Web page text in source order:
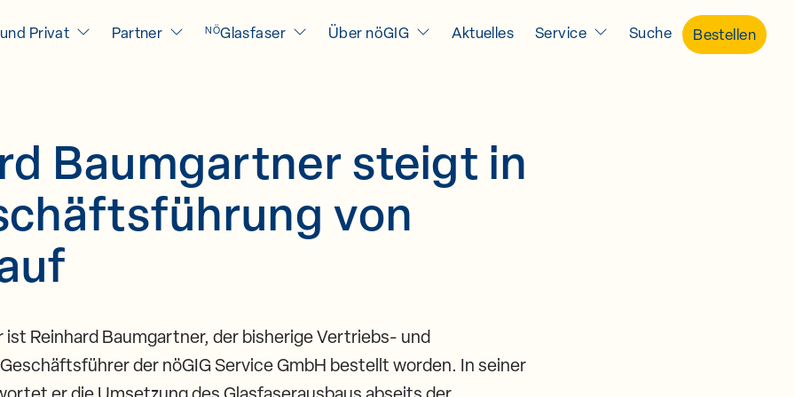
Privat Partner NÖGlasfaser Über nöGIG Aktuelles Service Suche Bestellen
Baumgartner steigt in
von
Reinhard Baumgartner, der bisherige Vertriebs- und
der nöGIG Service GmbH bestellt worden. In seiner